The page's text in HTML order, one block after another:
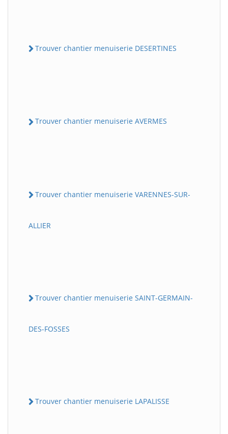
Trouver chantier menuiserie DESERTINES
Trouver chantier menuiserie AVERMES
Trouver chantier menuiserie VARENNES-SUR-
ALLIER
Trouver chantier menuiserie SAINT-GERMAIN-
DES-FOSSES
Trouver chantier menuiserie LAPALISSE